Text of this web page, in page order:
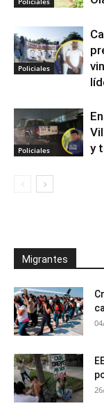
Policiales
Policiales
y
Migrantes